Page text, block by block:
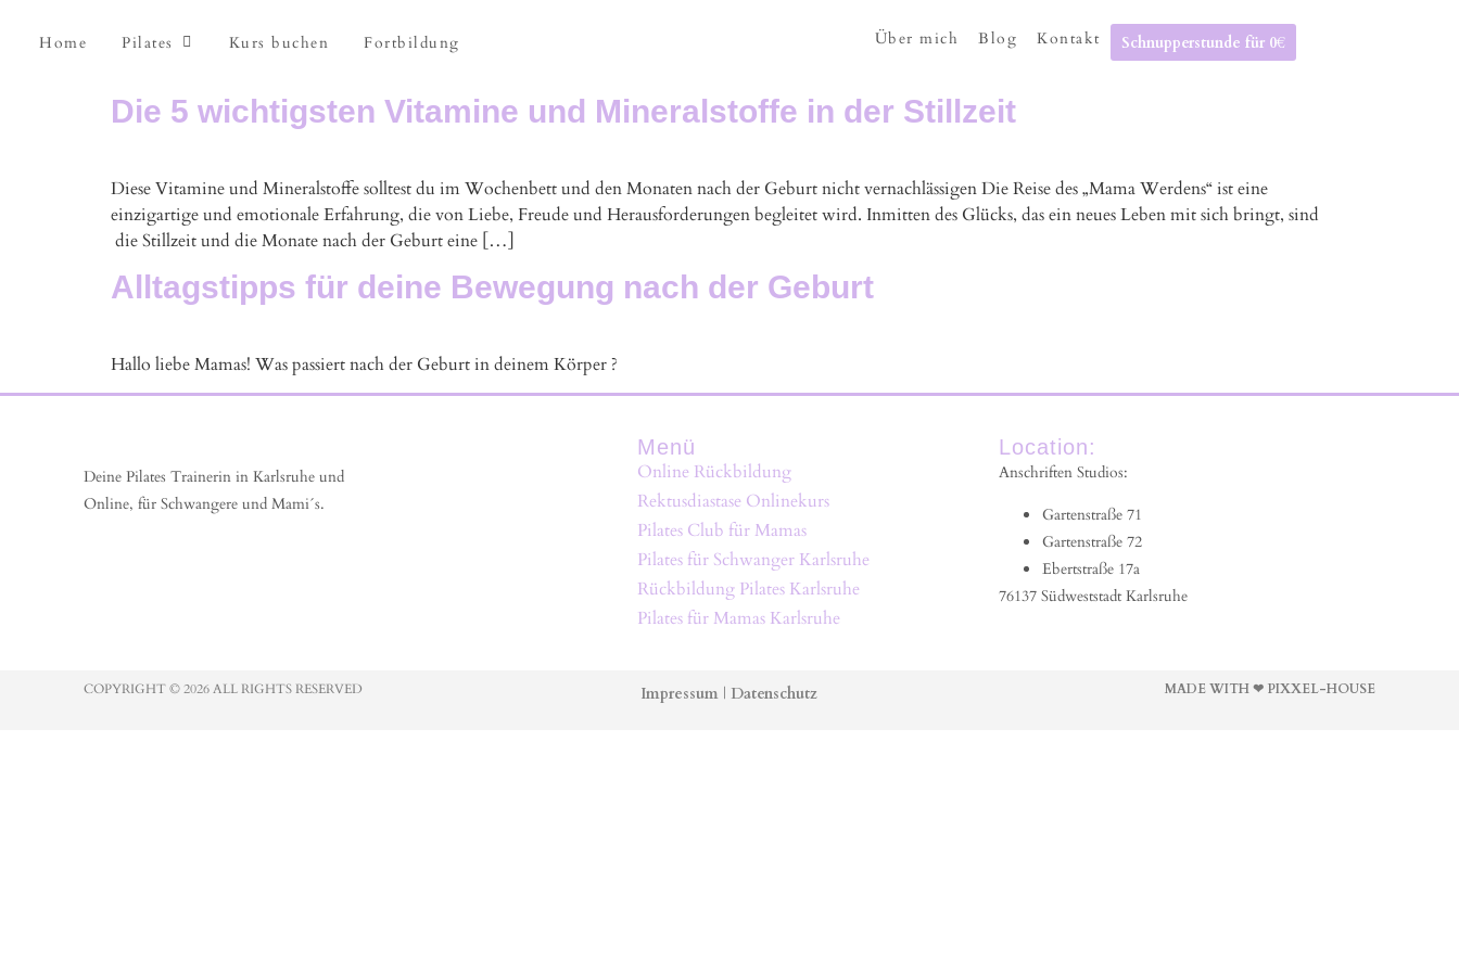
Home Pilates Kurs buchen Fortbildung Über mich Blog Kontakt Schnupperstunde für 0€
Die 5 wichtigsten Vitamine und Mineralstoffe in der Stillzeit
Diese Vitamine und Mineralstoffe solltest du im Wochenbett und den Monaten nach der Geburt nicht vernachlässigen Die Reise des „Mama Werdens“ ist eine
einzigartige und emotionale Erfahrung, die von Liebe, Freude und Herausforderungen begleitet wird. Inmitten des Glücks, das ein neues Leben mit sich bringt, sind
die Stillzeit und die Monate nach der Geburt eine […]
Alltagstipps für deine Bewegung nach der Geburt
Hallo liebe Mamas! Was passiert nach der Geburt in deinem Körper ?
Deine Pilates Trainerin in Karlsruhe und
Online, für Schwangere und Mami´s.
Menü
Online Rückbildung
Rektusdiastase Onlinekurs
Pilates Club für Mamas
Pilates für Schwanger Karlsruhe
Rückbildung Pilates Karlsruhe
Pilates für Mamas Karlsruhe
Location:
Anschriften Studios:
Gartenstraße 71
Gartenstraße 72
Ebertstraße 17a
76137 Südweststadt Karlsruhe
COPYRIGHT © 2026 ALL RIGHTS RESERVED​ Impressum | Datenschutz MADE WITH ❤ PIXXEL-HOUSE